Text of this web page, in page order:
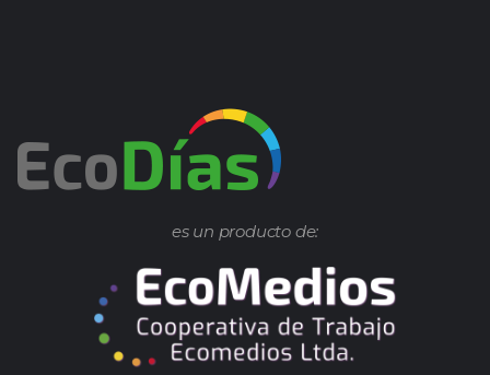
es un producto de: